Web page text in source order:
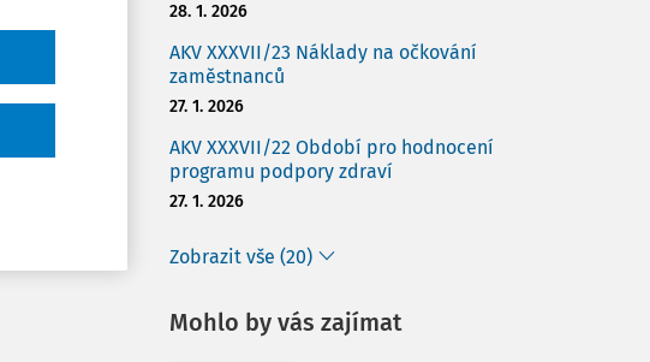
28. 1. 2026
AKV XXXVII/23 Náklady na očkování
zaměstnanců
27. 1. 2026
AKV XXXVII/22 Období pro hodnocení
programu podpory zdraví
27. 1. 2026
Zobrazit vše (20)
Mohlo by vás zajímat